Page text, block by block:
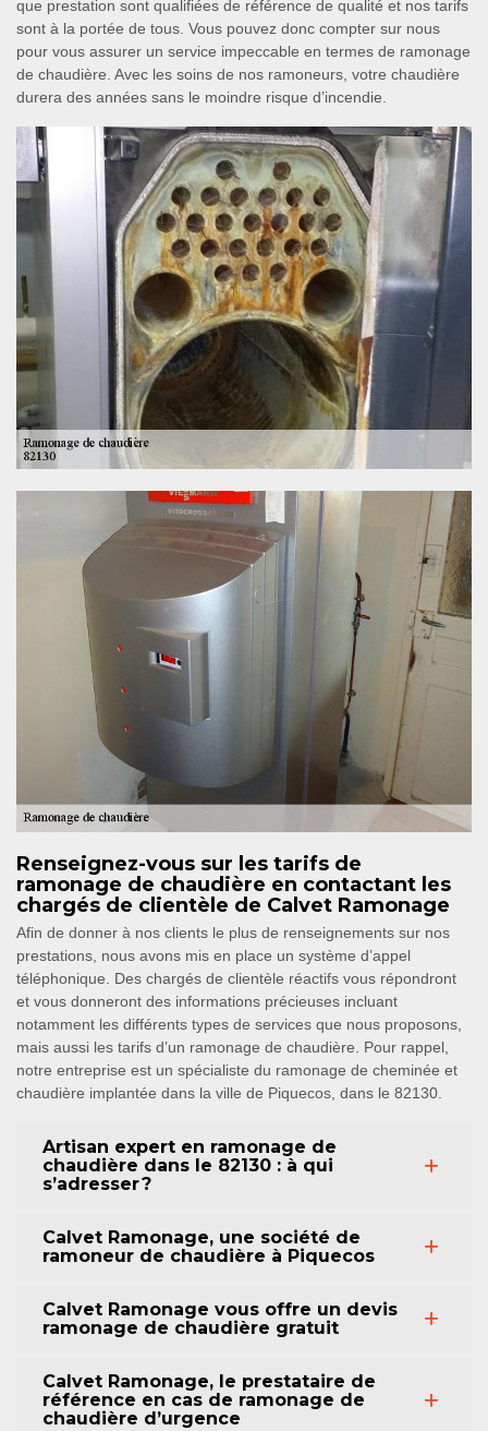
que prestation sont qualifiées de référence de qualité et nos tarifs
sont à la portée de tous. Vous pouvez donc compter sur nous
pour vous assurer un service impeccable en termes de ramonage
de chaudière. Avec les soins de nos ramoneurs, votre chaudière
durera des années sans le moindre risque d’incendie.
Renseignez-vous sur les tarifs de
ramonage de chaudière en contactant les
chargés de clientèle de Calvet Ramonage
Afin de donner à nos clients le plus de renseignements sur nos
prestations, nous avons mis en place un système d’appel
téléphonique. Des chargés de clientèle réactifs vous répondront
et vous donneront des informations précieuses incluant
notamment les différents types de services que nous proposons,
mais aussi les tarifs d’un ramonage de chaudière. Pour rappel,
notre entreprise est un spécialiste du ramonage de cheminée et
chaudière implantée dans la ville de Piquecos, dans le 82130.
Artisan expert en ramonage de
chaudière dans le 82130 : à qui
s’adresser ?
Calvet Ramonage, une société de
ramoneur de chaudière à Piquecos
Calvet Ramonage vous offre un devis
ramonage de chaudière gratuit
Calvet Ramonage, le prestataire de
référence en cas de ramonage de
chaudière d’urgence